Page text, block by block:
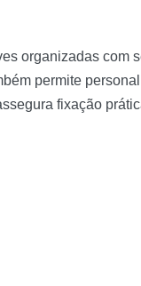
organizadas com
permite
fixação